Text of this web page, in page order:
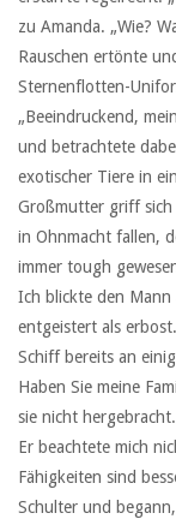
zu Amanda. „Wie?
Rauschen ertönte
Sternenflotten-
„Beeindruckend,
und betrachtete
exotischer Tiere in
Großmutter griff
in Ohnmacht fallen,
immer tough
Ich blickte den Mann
entgeistert als
Schiff bereits an
Haben Sie meine
sie nicht
Er beachtete mich
Fähigkeiten sind
Schulter und